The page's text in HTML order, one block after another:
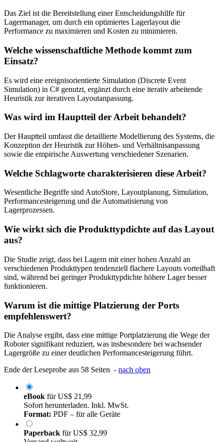
Das Ziel ist die Bereitstellung einer Entscheidungshilfe für
Lagermanager, um durch ein optimiertes Lagerlayout die
Performance zu maximieren und Kosten zu minimieren.
Welche wissenschaftliche Methode kommt zum
Einsatz?
Es wird eine ereignisorientierte Simulation (Discrete Event
Simulation) in C# genutzt, ergänzt durch eine iterativ arbeitende
Heuristik zur iterativen Layoutanpassung.
Was wird im Hauptteil der Arbeit behandelt?
Der Hauptteil umfasst die detaillierte Modellierung des Systems, die
Konzeption der Heuristik zur Höhen- und Verhältnisanpassung
sowie die empirische Auswertung verschiedener Szenarien.
Welche Schlagworte charakterisieren diese Arbeit?
Wesentliche Begriffe sind AutoStore, Layoutplanung, Simulation,
Performancesteigerung und die Automatisierung von
Lagerprozessen.
Wie wirkt sich die Produkttypdichte auf das Layout
aus?
Die Studie zeigt, dass bei Lagern mit einer hohen Anzahl an
verschiedenen Produkttypen tendenziell flachere Layouts vorteilhaft
sind, während bei geringer Produkttypdichte höhere Lager besser
funktionieren.
Warum ist die mittige Platzierung der Ports
empfehlenswert?
Die Analyse ergibt, dass eine mittige Portplatzierung die Wege der
Roboter signifikant reduziert, was insbesondere bei wachsender
Lagergröße zu einer deutlichen Performancesteigerung führt.
Ende der Leseprobe aus 58 Seiten - nach oben
eBook fürUS$ 21,99
Sofort herunterladen. Inkl. MwSt.
Format: PDF – für alle Geräte
Paperback fürUS$ 32,99